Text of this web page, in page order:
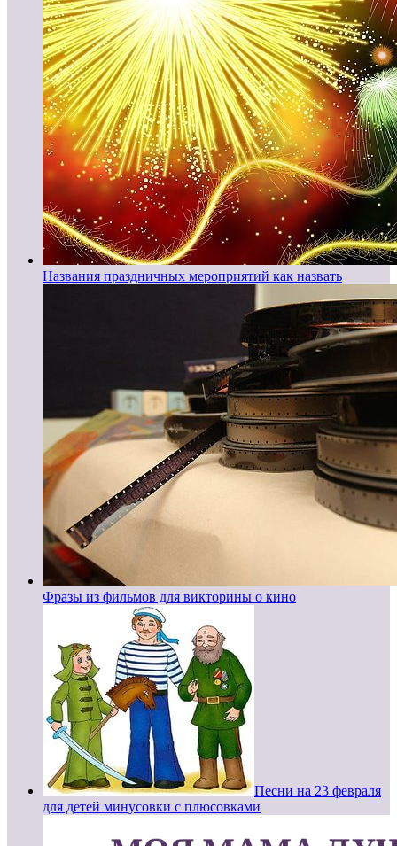
Названия праздничных мероприятий как назвать
Фразы из фильмов для викторины о кино
Песни на 23 февраля
для детей минусовки с плюсовками